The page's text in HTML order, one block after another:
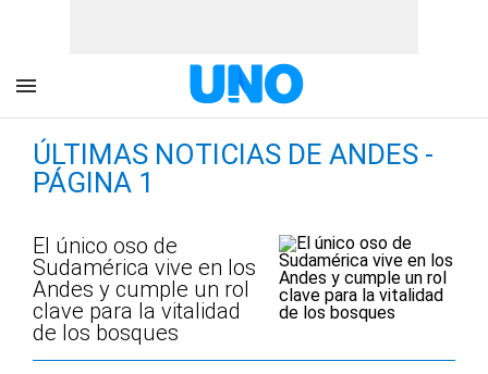
ÚLTIMAS NOTICIAS DE ANDES -
PÁGINA 1
El único oso de
Sudamérica vive en los
Andes y cumple un rol
clave para la vitalidad
de los bosques